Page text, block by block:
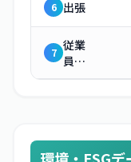
6 出張
7 従業
員の
通勤